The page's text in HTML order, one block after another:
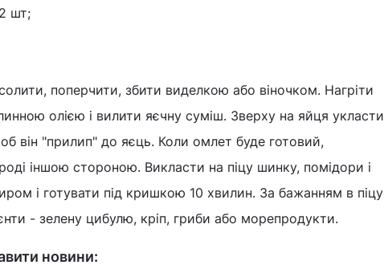
шт;
поперчити, збити виделкою або віночком. Нагріти
олією і вилити яєчну суміш. Зверху на яйця укласти
він "прилип" до яєць. Коли омлет буде готовий,
іншою стороною. Викласти на піцу шинку, помідори і
і готувати під кришкою 10 хвилин. За бажанням в піцу
- зелену цибулю, кріп, гриби або морепродукти.
новини: